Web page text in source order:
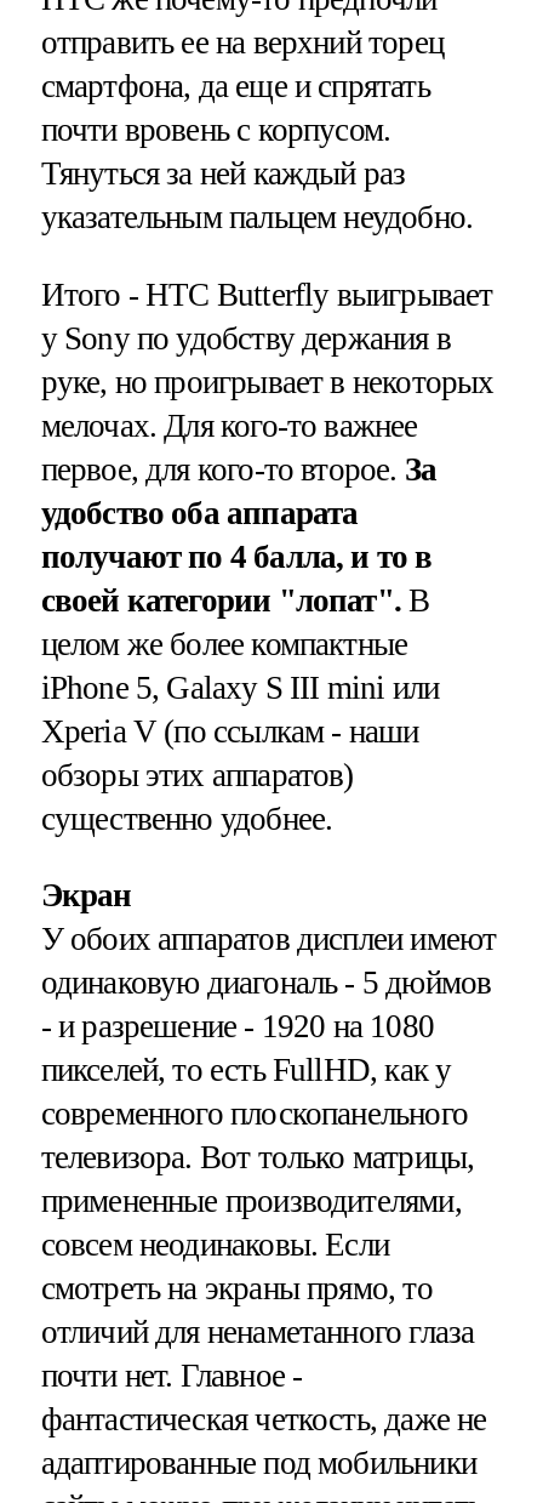
отправить ее на верхний торец
смартфона, да еще и спрятать
почти вровень с корпусом.
Тянуться за ней каждый раз
указательным пальцем неудобно.
Итого - HTC Butterfly выигрывает
у Sony по удобству держания в
руке, но проигрывает в некоторых
мелочах. Для кого-то важнее
первое, для кого-то второе. За
удобство оба аппарата
получают по 4 балла, и то в
своей категории "лопат". В
целом же более компактные
iPhone 5, Galaxy S III mini или
Xperia V (по ссылкам - наши
обзоры этих аппаратов)
существенно удобнее.
Экран
У обоих аппаратов дисплеи имеют
одинаковую диагональ - 5 дюймов
- и разрешение - 1920 на 1080
пикселей, то есть FullHD, как у
современного плоскопанельного
телевизора. Вот только матрицы,
примененные производителями,
совсем неодинаковы. Если
смотреть на экраны прямо, то
отличий для ненаметанного глаза
почти нет. Главное -
фантастическая четкость, даже не
адаптированные под мобильники